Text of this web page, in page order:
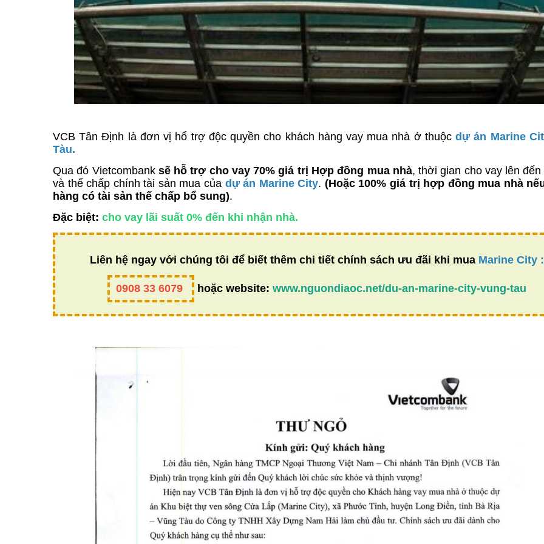
VCB Tân Định là đơn vị hổ trợ độc quyền cho khách hàng vay mua nhà ở thuộcdự án Marine
Tàu.
Qua đó Vietcombanksẽ hỗ trợ cho vay 70% giá trị Hợp đồng mua nhà, thời gian cho vay lên đến
và thế chấp chính tài sản mua của dự án Marine City. (Hoặc 100% giá trị hợp đồng mua nhà
hàng có tài sản thế chấp bổ sung).
Đặc biệt: cho vay lãi suất 0% đến khi nhận nhà.
Liên hệ ngay với chúng tôi để biết thêm chi tiết chính sách ưu đãi khi mua Marine City :
0908 33 6079 hoặc website: www.nguondiaoc.net/du-an-marine-city-vung-tau